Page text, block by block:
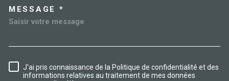
MESSAGE *
RÈGLEMENTATION
J'ai pris connaissance de la Politique de confidentialité et des
informations relatives au traitement de mes données